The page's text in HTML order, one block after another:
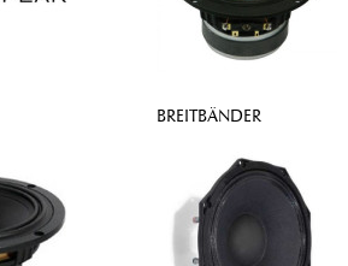
BREITBÄNDER